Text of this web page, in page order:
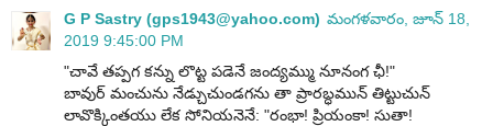
G P Sastry (gps1943@yahoo.com) మంగళవారం, జూన్ 18,
2019 9:45:00 PM
"చావే తప్పగ కన్ను లొట్ట పడెనే జంద్యమ్ము నూనంగ ఛీ!"
బావుర్ మంచును నేడ్చుచుండగను తా ప్రారబ్ధమున్ తిట్టుచున్
లావొక్కింతయు లేక సోనియనెనే: "రంభా! ప్రియంకా! సుతా!